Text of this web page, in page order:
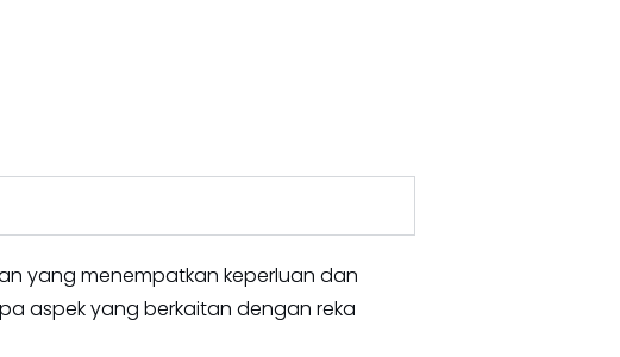
yang menempatkan keperluan dan
aspek yang berkaitan dengan reka